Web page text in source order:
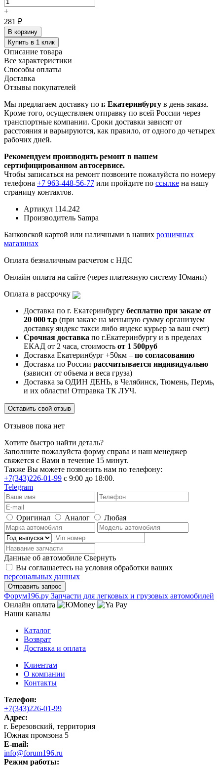
+
281 ₽
В корзину
Купить в 1 клик
Описание товара
Все характеристики
Способы оплаты
Доставка
Отзывы покупателей
Мы предлагаем доставку по г. Екатеринбургу в день заказа.
Кроме того, осуществляем отправку по всей России через
транспортные компании. Сроки доставки зависят от
расстояния и варьируются, как правило, от одного до четырех
рабочих дней.
Рекомендуем производить ремонт в нашем
сертифицированном автосервисе.
Чтобы записаться на ремонт позвоните пожалуйста по номеру
телефона +7 963-448-56-77 или пройдите по ссылке на нашу
страницу контактов.
Артикул 114.242
Производитель Sampa
Банковской картой или наличными в наших розничных
магазинах
Оплата безналичным расчетом с НДС
Онлайн оплата на сайте (через платежную систему Юмани)
Оплата в рассрочку
Доставка по г. Екатеринбургу бесплатно при заказе от
20 000 т.р (при заказе на меньшую сумму организуем
доставку яндекс такси либо яндекс курьер за ваш счет)
Срочная доставка по г.Екатеринбургу и в пределах
ЕКАД от 2 часа, стоимость от 1 500руб
Доставка Екатеринбург +50км – по согласованию
Доставка по России рассчитывается индивидуально
(зависит от объема и веса груза)
Доставка за ОДИН ДЕНЬ, в Челябинск, Тюмень, Пермь,
и их области! Отправка ТК ЛУЧ.
Оставить свой отзыв
Отзывов пока нет
Хотите быстро найти деталь?
Заполните пожалуйста форму справа и наш менеджер
свяжется с Вами в течение 15 минут.
Также Вы можете позвонить нам по телефону:
+7(343)226-01-99 с 9:00 до 18:00.
Telegram
Оригинал Аналог Любая
Данные об автомобиле Свернуть
Вы соглашаетесь на условия обработки ваших
персональных данных
Фoрум196.ру Запчасти для легковых и грузовых автомобилей
Онлайн оплата
Наши каналы
Каталог
Возврат
Доставка и оплата
Клиентам
О компании
Контакты
Телефон:
+7(343)226-01-99
Адрес:
г. Березовский, территория
Южная промзона 5
E-mail:
info@forum196.ru
Режим работы: